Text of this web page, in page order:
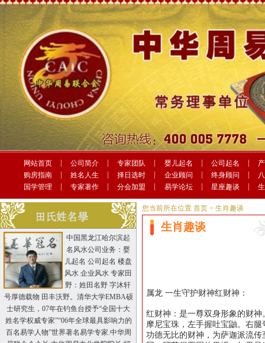
网站首页 公司简介 专家团队 婴儿起名 公司起名
购房指南
姓名人生 择日选时 企业顾问 终身顾问
国学管理
专家著作 分会加盟 易学论坛 星座趣谈
中国黑龙江哈尔滨起
名风水公司业务：婴
儿起名 公司起名 楼盘
风水 企业风水 专家田
野：姓田名野 字沐轩
号厚德载物 田丰沃野。清华大学EMBA硕
士研究生，07年在钓鱼台授予“全国十大
姓名学权威专家”“06年全球最具影响力的
百名易学人物”世界著名易学专家.中华周
您当前所在位置 首页 > 生肖趣谈
生肖趣谈
属龙 一生守护财神红财神：
红财神：是一尊双身形象的财
摩尼宝珠，左手握吐宝鼬。右
功德无比的财神，为萨迦派流